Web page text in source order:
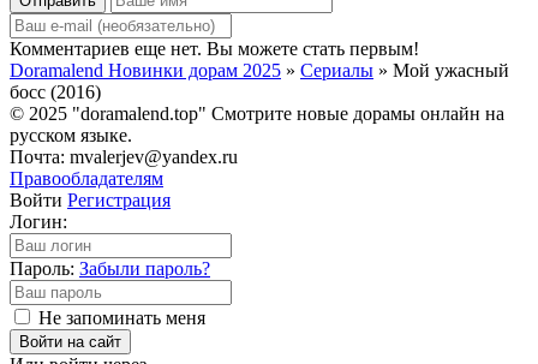
Комментариев еще нет. Вы можете стать первым!
Doramalend Новинки дорам 2025 » Сериалы » Мой ужасный
босс (2016)
© 2025 "doramalend.top" Смотрите новые дорамы онлайн на
русском языке.
Почта: mvalerjev@yandex.ru
Правообладателям
Войти Регистрация
Логин:
Пароль: Забыли пароль?
Не запоминать меня
Войти на сайт